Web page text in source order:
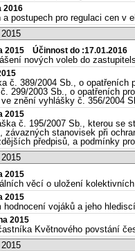
2016
postupech pro regulaci cen v
2015 Účinnost do :17.01.2016
nových voleb do
č. 389/2004 Sb., o
299/2003 Sb., o opatřeních
znění vyhlášky č. 356/2004
2015
č. 195/2007 Sb., kterou se
závazných stanovisek při
předpisů, a podmínky
2015
věcí o uložení
2015
vojáků a jeho
2015
Květnového povstání